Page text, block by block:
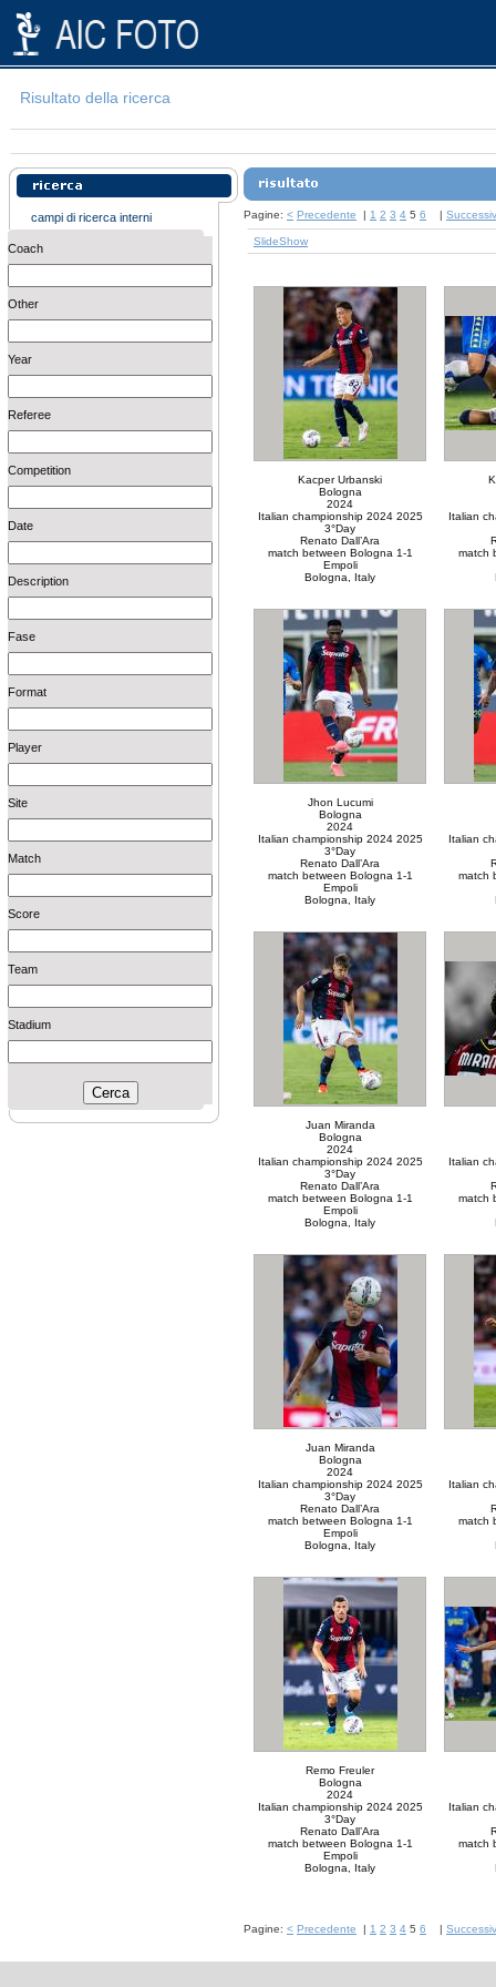
Risultato della ricerca
campi di ricerca interni
Coach
Other
Year
Referee
Competition
Date
Description
Fase
Format
Player
Site
Match
Score
Team
Stadium
Pagine: < Precedente | 1 2 3 4 5 6 |
SlideShow
Kacper Urbanski
Bologna
2024
Italian championship 2024 2025
3°Day
Renato Dall’Ara
match between Bologna 1-1
Empoli
Bologna, Italy
Italian
match
Jhon Lucumi
Bologna
2024
Italian championship 2024 2025
3°Day
Renato Dall’Ara
match between Bologna 1-1
Empoli
Bologna, Italy
Italian
match
Juan Miranda
Bologna
2024
Italian championship 2024 2025
3°Day
Renato Dall’Ara
match between Bologna 1-1
Empoli
Bologna, Italy
Italian
match
Juan Miranda
Bologna
2024
Italian championship 2024 2025
3°Day
Renato Dall’Ara
match between Bologna 1-1
Empoli
Bologna, Italy
Italian
match
Remo Freuler
Bologna
2024
Italian championship 2024 2025
3°Day
Renato Dall’Ara
match between Bologna 1-1
Empoli
Bologna, Italy
Italian
match
Pagine: < Precedente | 1 2 3 4 5 6 |